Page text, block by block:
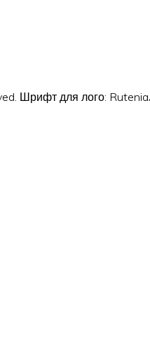
Шрифт для лого: